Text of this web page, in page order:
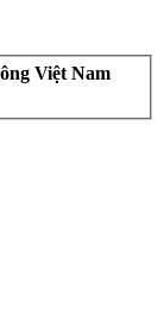
Việt Nam